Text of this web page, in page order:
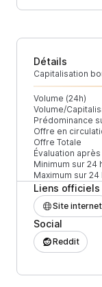
Détails
Capitalisation
Volume (24h)
Volume/
Prédominance
Offre en
Offre Totale
Évaluation
Minimum sur 24
Maximum sur 24
Liens officiels
Site internet
Social
Reddit